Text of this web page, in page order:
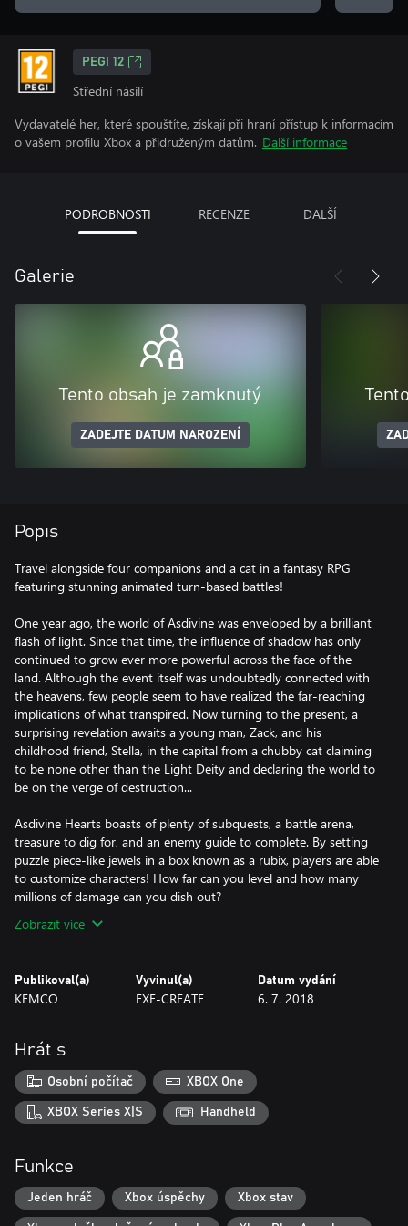
PEGI 12
Střední násilí
Vydavatelé her, které spouštíte, získají při hraní přístup k informacím
o vašem profilu Xbox a přidruženým datům. Další informace
PODROBNOSTI RECENZE DALŠÍ
Galerie
Tento obsah je zamknutý
ZADEJTE DATUM NAROZENÍ
Popis
Travel alongside four companions and a cat in a fantasy RPG
featuring stunning animated turn-based battles!
One year ago, the world of Asdivine was enveloped by a brilliant
flash of light. Since that time, the influence of shadow has only
continued to grow ever more powerful across the face of the
land. Although the event itself was undoubtedly connected with
the heavens, few people seem to have realized the far-reaching
implications of what transpired. Now turning to the present, a
surprising revelation awaits a young man, Zack, and his
childhood friend, Stella, in the capital from a chubby cat claiming
to be none other than the Light Deity and declaring the world to
be on the verge of destruction...
Asdivine Hearts boasts of plenty of subquests, a battle arena,
treasure to dig for, and an enemy guide to complete. By setting
puzzle piece-like jewels in a box known as a rubix, players are able
to customize characters! How far can you level and how many
millions of damage can you dish out?
Zobrazit více
Publikoval(a)
KEMCO
Vyvinul(a)
EXE-CREATE
Datum vydání
6. 7. 2018
Hrát s
Osobní počítač XBOX One
XBOX Series X|S Handheld
Funkce
Jeden hráč Xbox úspěchy Xbox stav